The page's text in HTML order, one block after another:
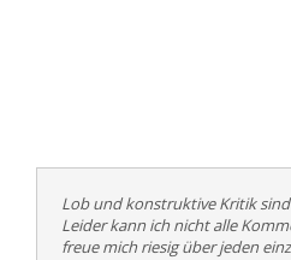
Lob und konstruktive Kritik
Leider kann ich nicht alle
freue mich riesig über jeden